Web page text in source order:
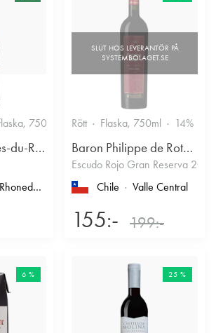
750ml 13.5% Kryddigt & Mustigt
Belleruche Côtes-du-Rhône
Rhonedalen , Côtes du Rhône
Rött Flaska, 750ml 14%
Baron Philippe de Rothschild Chile SA
Escudo Rojo Gran Reserva 2022
Chile
Valle Central
155:- 199:-
6 % 25 %